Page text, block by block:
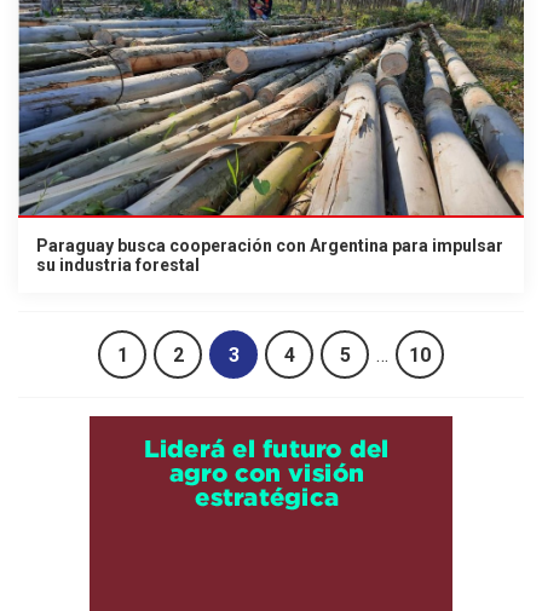
Paraguay busca cooperación con Argentina para impulsar
su industria forestal
1 2 3 4 5 … 10